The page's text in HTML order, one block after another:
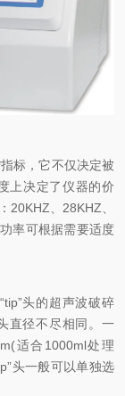
标，它不仅决定被
上决定了仪器的价
20KHZ、28KHZ、
率可根据需要适度
头的超声波破碎
直径不尽相同。一
适合1000ml处理
头一般可以单独选